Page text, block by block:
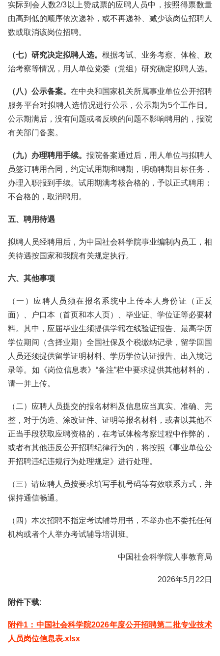
实际到会人数2/3以上赞成票的应聘人员中，按照得票数量
由高到低的顺序依次递补，或不再递补、减少该岗位招聘人
数或取消该岗位招聘。
（七）研究决定拟聘人选。 根据考试、业务考察、体检、政
治考察等情况，用人单位党委（党组）研究确定拟聘人选。
（八）公示备案。 在中央和国家机关所属事业单位公开招聘
服务平台对拟聘人选情况进行公示，公示期为5个工作日。
公示期满后，没有问题或者反映的问题不影响聘用的，报院
有关部门备案。
（九）办理聘用手续。 报院备案通过后，用人单位与拟聘人
员签订聘用合同，约定试用期和聘期，明确聘期目标任务，
办理入职报到手续。试用期满考核合格的，予以正式聘用；
不合格的，取消聘用。
五、聘用待遇
拟聘人员经聘用后，为中国社会科学院事业编制内员工，相
关待遇按国家和我院有关规定执行。
六、其他事项
（一）应聘人员须在报名系统中上传本人身份证（正反
面）、户口本（首页和本人页）、毕业证、学位证等必要材
料。其中，应届毕业生须提供学籍在线验证报告、最高学历
学位期间（含择业期）全国社保及个税缴纳记录，留学回国
人员还须提供留学证明材料、学历学位认证报告、出入境记
录等。如《岗位信息表》“备注”栏中要求提供其他材料的，
请一并上传。
（二）应聘人员提交的报名材料及信息应当真实、准确、完
整，对于伪造、涂改证件、证明等报名材料，或者以其他不
正当手段获取应聘资格的，在考试体检考察过程中作弊的，
或者有其他违反公开招聘纪律行为的，将按照《事业单位公
开招聘违纪违规行为处理规定》进行处理。
（三）请应聘人员按要求填写手机号码等有效联系方式，并
保持通信畅通。
（四）本次招聘不指定考试辅导用书，不举办也不委托任何
机构或者个人举办考试辅导培训班。
中国社会科学院人事教育局
2026年5月22日
附件下载:
附件1：中国社会科学院2026年度公开招聘第二批专业技术
人员岗位信息表.xlsx